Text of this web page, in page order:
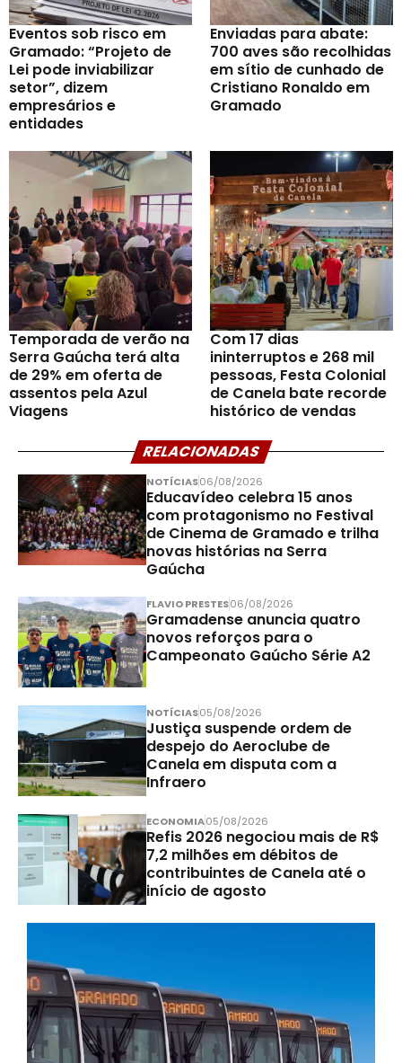
Eventos sob risco em
Gramado: “Projeto de
Lei pode inviabilizar
setor”, dizem
empresários e
entidades
Enviadas para abate:
700 aves são recolhidas
em sítio de cunhado de
Cristiano Ronaldo em
Gramado
Temporada de verão na
Serra Gaúcha terá alta
de 29% em oferta de
assentos pela Azul
Viagens
Com 17 dias
ininterruptos e 268 mil
pessoas, Festa Colonial
de Canela bate recorde
histórico de vendas
RELACIONADAS
NOTÍCIAS06/08/2026
Educavídeo celebra 15 anos
com protagonismo no Festival
de Cinema de Gramado e trilha
novas histórias na Serra
Gaúcha
FLAVIO PRESTES06/08/2026
Gramadense anuncia quatro
novos reforços para o
Campeonato Gaúcho Série A2
NOTÍCIAS05/08/2026
Justiça suspende ordem de
despejo do Aeroclube de
Canela em disputa com a
Infraero
ECONOMIA05/08/2026
Refis 2026 negociou mais de R$
7,2 milhões em débitos de
contribuintes de Canela até o
início de agosto